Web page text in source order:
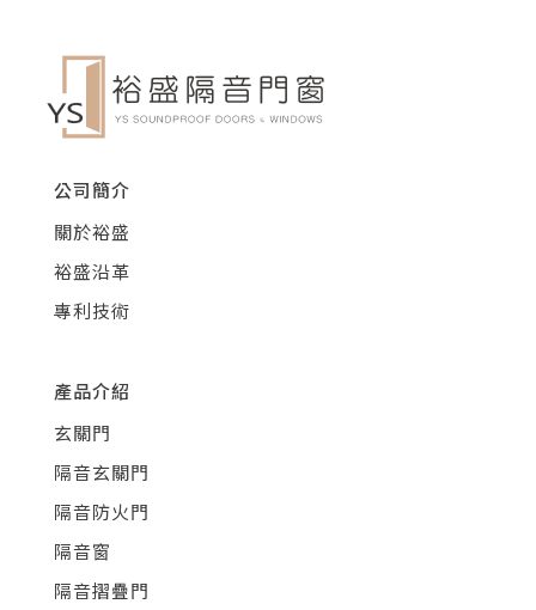
公司簡介
關於裕盛
裕盛沿革
專利技術
產品介紹
玄關門
隔音玄關門
隔音防火門
隔音窗
隔音摺疊門